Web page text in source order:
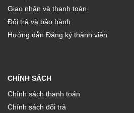
Giao nhận và thanh toán
Đổi trả và bảo hành
Hướng dẫn Đăng ký thành viên
CHÍNH SÁCH
Chính sách thanh toán
Chính sách đổi trả